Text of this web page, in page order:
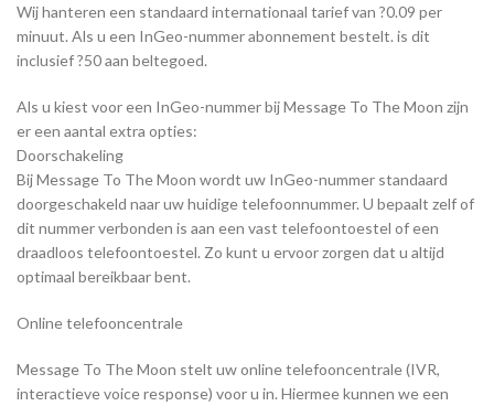
Wij hanteren een standaard internationaal tarief van ?0.09 per
minuut. Als u een InGeo-nummer abonnement bestelt. is dit
inclusief ?50 aan beltegoed.
Als u kiest voor een InGeo-nummer bij Message To The Moon zijn
er een aantal extra opties:
Doorschakeling
Bij Message To The Moon wordt uw InGeo-nummer standaard
doorgeschakeld naar uw huidige telefoonnummer. U bepaalt zelf of
dit nummer verbonden is aan een vast telefoontoestel of een
draadloos telefoontoestel. Zo kunt u ervoor zorgen dat u altijd
optimaal bereikbaar bent.
Online telefooncentrale
Message To The Moon stelt uw online telefooncentrale (IVR,
interactieve voice response) voor u in. Hiermee kunnen we een